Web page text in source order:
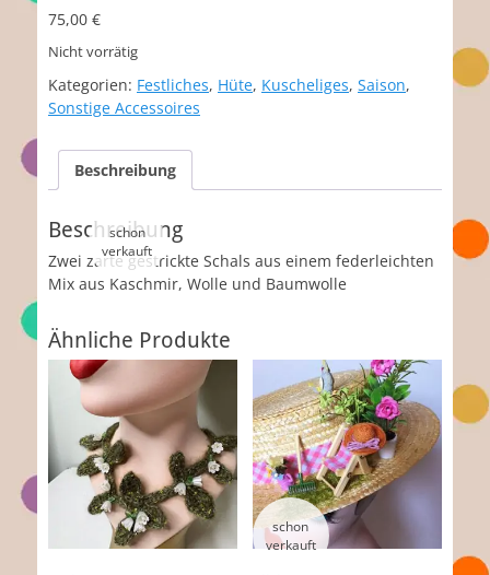
75,00 €
Nicht vorrätig
Kategorien: Festliches, Hüte, Kuscheliges, Saison,
Sonstige Accessoires
Beschreibung
Beschreibung
Zwei zarte gestrickte Schals aus einem federleichten
Mix aus Kaschmir, Wolle und Baumwolle
Ähnliche Produkte